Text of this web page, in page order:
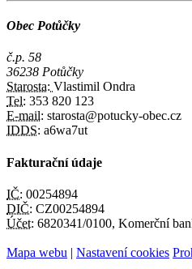
Obec Potůčky
č.p. 58
36238 Potůčky
Starosta: Vlastimil Ondra
Tel: 353 820 123
E-mail: starosta@potucky-obec.cz
IDDS: a6wa7ut
Fakturační údaje
IČ: 00254894
DIČ: CZ00254894
Účet: 6820341/0100, Komerční
Mapa webu | Nastavení cookies